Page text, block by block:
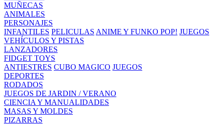
MUÑECAS
ANIMALES
PERSONAJES
INFANTILES PELICULAS ANIME Y FUNKO POP! JUEGOS
VEHÍCULOS Y PISTAS
LANZADORES
FIDGET TOYS
ANTIESTRES CUBO MAGICO JUEGOS
DEPORTES
RODADOS
JUEGOS DE JARDIN / VERANO
CIENCIA Y MANUALIDADES
MASAS Y MOLDES
PIZARRAS